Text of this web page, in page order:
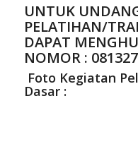
UNTUK
PELATIHAN/
DAPAT
NOMOR :
Foto Kegiatan
Dasar :